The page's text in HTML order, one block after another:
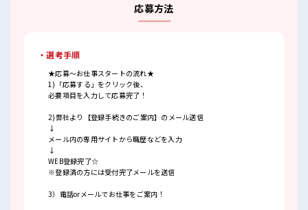
応募方法
・選考手順
★応募～お仕事スタートの流れ★
1)「応募する」をクリック後、
必要項目を入力して応募完了！
2)弊社より【登録手続きのご案内】のメール送信
↓
メール内の専用サイトから職歴などを入力
↓
WEB登録完了☆
※登録済の方には受付完了メールを送信
3）電話orメールでお仕事をご案内！